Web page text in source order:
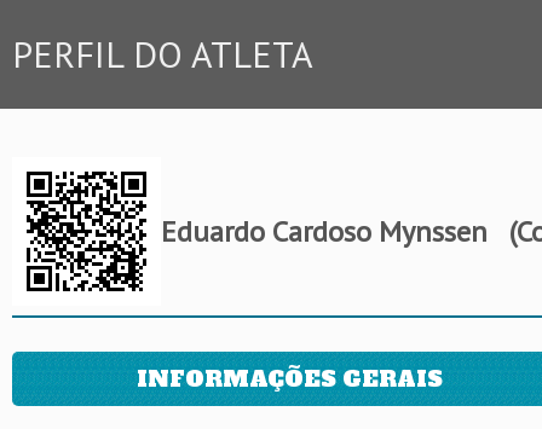
PERFIL DO ATLETA
Eduardo Cardoso Mynssen
INFORMAÇÕES GERAIS